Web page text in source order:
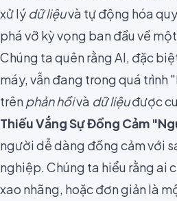
xử lý dữ liệuvà tự động hóa
phá vỡ kỳ vọng ban đầu về
Chúng ta quên rằng AI, đặc
máy, vẫn đang trong quá trình
trênphản hồivà dữ liệuđược
Thiếu Vắng Sự Đồng Cảm
người dễ dàng đồng cảm với
nghiệp. Chúng ta hiểu rằng ai
xao nhãng, hoặc đơn giản là